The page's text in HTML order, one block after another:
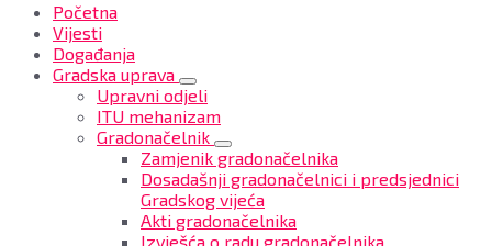
Početna
Vijesti
Događanja
Gradska uprava
Upravni odjeli
ITU mehanizam
Gradonačelnik
Zamjenik gradonačelnika
Dosadašnji gradonačelnici i predsjednici
Gradskog vijeća
Akti gradonačelnika
Izvješća o radu gradonačelnika